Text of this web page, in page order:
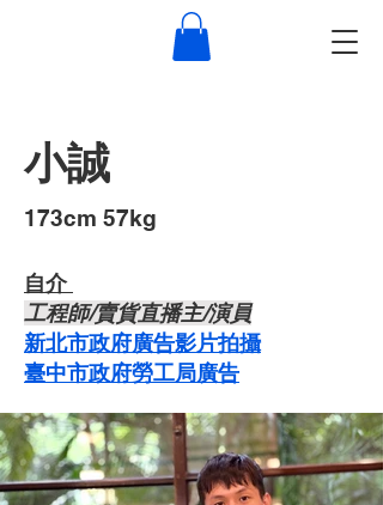
小誠
​173cm 57kg
自介 ​
​工程師/賣貨直播主/演員
新北市政府廣告影片拍攝
臺中市政府勞工局廣告